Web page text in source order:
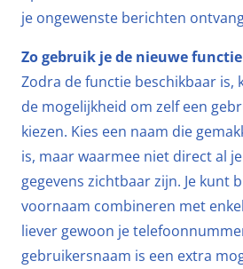
je ongewenste berichten
Zo gebruik je de nieuwe functie
Zodra de functie beschikbaar is,
de mogelijkheid om zelf een
kiezen. Kies een naam die
is, maar waarmee niet direct al
gegevens zichtbaar zijn. Je kunt
voornaam combineren met
liever gewoon je
gebruikersnaam is een extra